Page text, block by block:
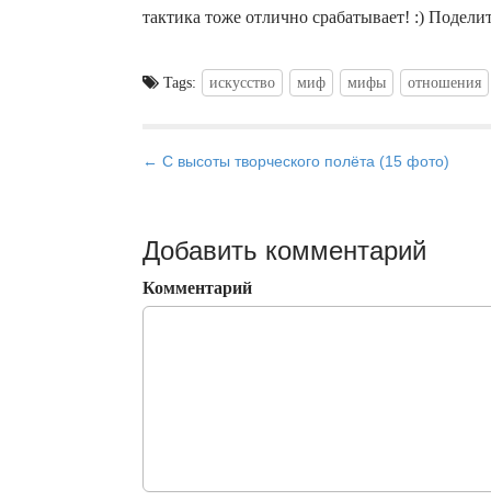
тактика тоже отлично срабатывает! :)
Tags: искусство миф мифы отношения
P
t
n
a
← С высоты творческого полёта (15 фото)
Добавить комментарий
Комментарий